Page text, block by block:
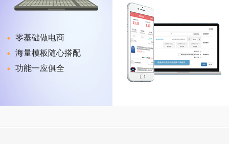
零基础做电商
海量模板随心搭配
功能一应俱全